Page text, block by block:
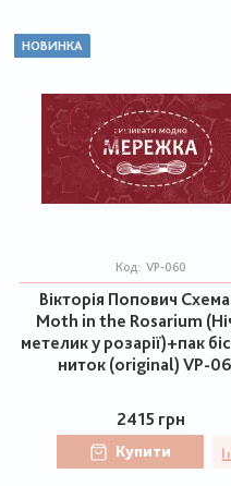
НОВИНКА
Код: VP-060
Вікторія Попович
Moth in the Rosarium
метелик у розарії)+пак
ниток (original) VP-
2415 грн
Купити